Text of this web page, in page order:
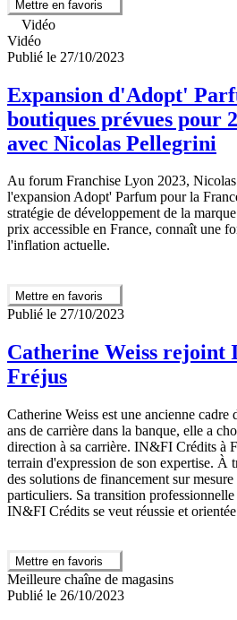
Mettre en favoris
Vidéo
Vidéo
Publié le 27/10/2023
Expansion d'Adopt'
boutiques prévues pour
avec Nicolas Pellegrini
Au forum Franchise Lyon 2023,
l'expansion Adopt' Parfum pour la
stratégie de développement de la
prix accessible en France, connaît une
l'inflation actuelle.
Mettre en favoris
Publié le 27/10/2023
Catherine Weiss
Fréjus
Catherine Weiss est une ancienne
ans de carrière dans la banque, elle a
direction à sa carrière. IN&FI Crédits à
terrain d'expression de son expertise. À
des solutions de financement sur
particuliers. Sa transition
IN&FI Crédits se veut réussie et
Mettre en favoris
Meilleure chaîne de magasins
Publié le 26/10/2023